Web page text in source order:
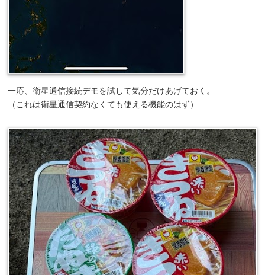
一応、衛星通信接続デモを試して気分だけあげておく。
（これは衛星通信契約なくても使える機能のはず）